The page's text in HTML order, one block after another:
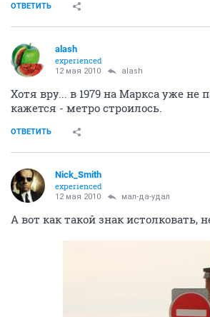
ОТВЕТИТЬ
alash
experienced
12 мая 2010 alash
Хотя вру... в 1979 на Маркса уже не
кажется - метро строилось.
ОТВЕТИТЬ
Nick_Smith
experienced
12 мая 2010 мал-да-удал
А вот как такой знак истолковать,